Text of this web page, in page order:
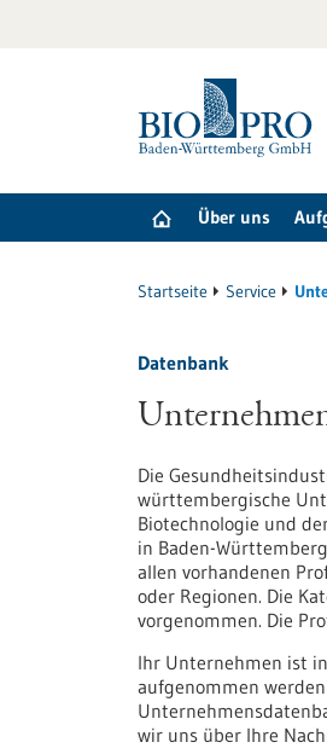
Über uns
Startseite Service
Datenbank
Die
württembergische
Biotechnologie und
in Baden-
allen vorhandenen
oder Regionen. Die
vorgenommen. Die
Ihr Unternehmen ist
aufgenommen
wir uns über Ihre